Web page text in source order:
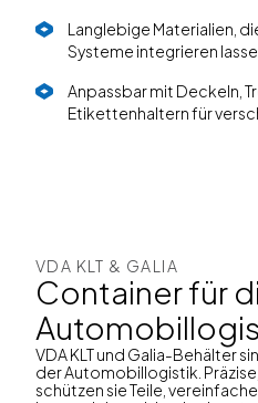
Langlebige Materialien,
Systeme integrieren
Anpassbar mit Deckeln,
Etikettenhaltern für
VDA KLT & GALIA
Container für
VDA KLT und Galia-Behälter
der Automobillogistik.
schützen sie Teile,